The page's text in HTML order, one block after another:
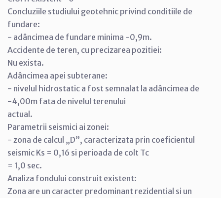
Concluziile studiului geotehnic privind conditiile de
fundare:
- adâncimea de fundare minima -0,9m.
Accidente de teren, cu precizarea pozitiei:
Nu exista.
Adâncimea apei subterane:
- nivelul hidrostatic a fost semnalat la adâncimea de
-4,00m fata de nivelul terenului
actual.
Parametrii seismici ai zonei:
- zona de calcul „D”, caracterizata prin coeficientul
seismic Ks = 0,16 si perioada de colt Tc
= 1,0 sec.
Analiza fondului construit existent:
Zona are un caracter predominant rezidential si un